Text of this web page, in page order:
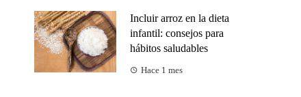
Incluir arroz en la dieta
infantil: consejos para
hábitos saludables
Hace 1 mes